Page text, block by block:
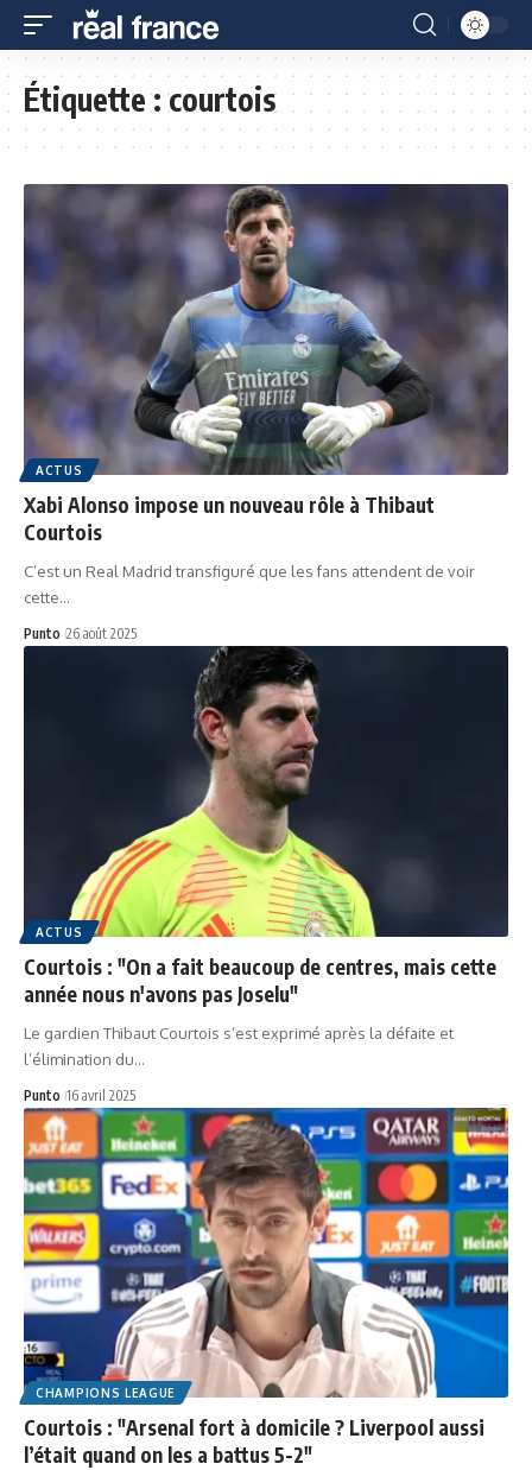
Étiquette :courtois
ACTUS
Xabi Alonso impose un nouveau rôle à Thibaut
Courtois
C’est un Real Madrid transfiguré que les fans attendent de voir
cette…
Punto 26 août 2025
ACTUS
Courtois : "On a fait beaucoup de centres, mais cette
année nous n'avons pas Joselu"
Le gardien Thibaut Courtois s’est exprimé après la défaite et
l’élimination du…
Punto 16 avril 2025
CHAMPIONS LEAGUE
Courtois : "Arsenal fort à domicile ? Liverpool aussi
l’était quand on les a battus 5-2"